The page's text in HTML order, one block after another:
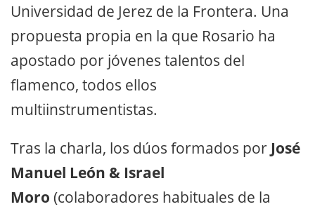
Universidad de Jerez de la Frontera. Una
propuesta propia en la que Rosario ha
apostado por jóvenes talentos del
flamenco, todos ellos
multiinstrumentistas.
Tras la charla, los dúos formados por José
Manuel León & Israel
Moro (colaboradores habituales de la